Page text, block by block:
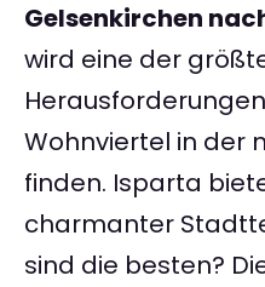
Gelsenkirchen
wird eine der
Wohnviertel in der
finden. Isparta
charmanter
sind die besten?